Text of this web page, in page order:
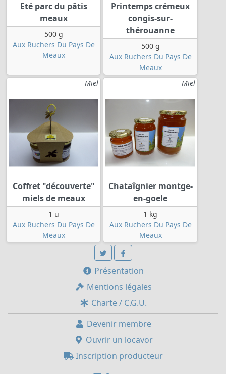
Eté parc du pâtis
meaux
500 g
Aux Ruchers Du Pays De
Meaux
Printemps crémeux
congis-sur-
thérouanne
500 g
Aux Ruchers Du Pays De
Meaux
Miel
Coffret "découverte"
miels de meaux
1 u
Aux Ruchers Du Pays De
Meaux
Miel
Chataîgnier montge-
en-goele
1 kg
Aux Ruchers Du Pays De
Meaux
Présentation
Mentions légales
Charte / C.G.U.
Devenir membre
Ouvrir un locavor
Inscription producteur